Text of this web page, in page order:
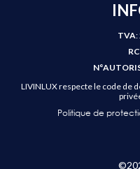
TVA:
LIVINLUX respecte le code de
Politique de
©